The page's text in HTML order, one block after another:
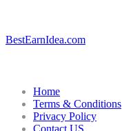
BestEarnIdea.com
Home
Terms & Conditions
Privacy Policy
Contact US